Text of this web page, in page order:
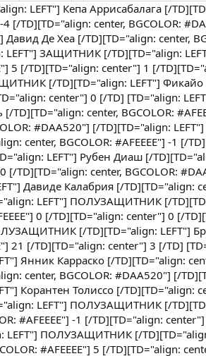
LEFT"] Кепа Аррисабалага [/
[/TD][TD="align: center, BGCOLOR:
Де Хеа [/TD][TD="align: center,
LEFT"] ЗАЩИТНИК [/TD][TD="align:
5 [/TD][TD="align: center"] 1 [/
[/TD][TD="align: LEFT"]
center"] 0 [/TD] [TD="align:
TD][TD="align: center, BGCOLOR:
#DAA520"] [/TD][TD="align:
center, BGCOLOR: #AFEEEE"] -1 [/
LEFT"] Рубен Диаш [/
[/TD][TD="align: center, BGCOLOR:
Давиде Калабрия [/TD][TD="align:
LEFT"] ПОЛУЗАЩИТНИК [/
0 [/TD][TD="align: center"] 0 [/
[/TD][TD="align: LEFT"]
21 [/TD][TD="align: center"] 3 [/TD]
Карраско [/TD][TD="align:
center, BGCOLOR: #DAA520"] [/
Толиссо [/TD][TD="align:
LEFT"] ПОЛУЗАЩИТНИК [/
#AFEEEE"] -1 [/TD][TD="align:
LEFT"] ПОЛУЗАЩИТНИК [/
#AFEEEE"] 5 [/TD][TD="align: